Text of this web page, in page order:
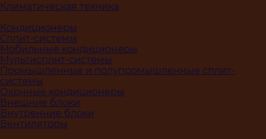
Климатическая техника
Кондиционеры
Сплит-системы
Мобильные кондиционеры
Мультисплит-системы
Промышленные и полупромышленные сплит-
системы
Оконные кондиционеры
Внешние блоки
Внутренние блоки
Вентиляторы